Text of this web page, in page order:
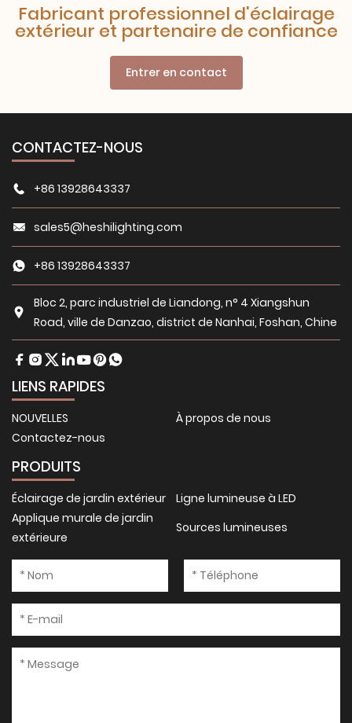
Fabricant professionnel d'éclairage
extérieur et partenaire de confiance
Entrer en contact
CONTACTEZ-NOUS
+86 13928643337
sales5@heshilighting.com
+86 13928643337
Bloc 2, parc industriel de Liandong, n° 4 Xiangshun
Road, ville de Danzao, district de Nanhai, Foshan, Chine
LIENS RAPIDES
NOUVELLES
À propos de nous
Contactez-nous
PRODUITS
Éclairage de jardin extérieur
Ligne lumineuse à LED
Applique murale de jardin
extérieure
Sources lumineuses